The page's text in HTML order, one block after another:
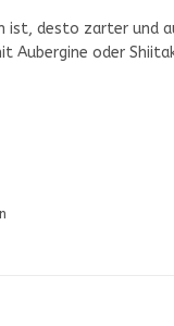
ist, desto zarter und
Aubergine oder